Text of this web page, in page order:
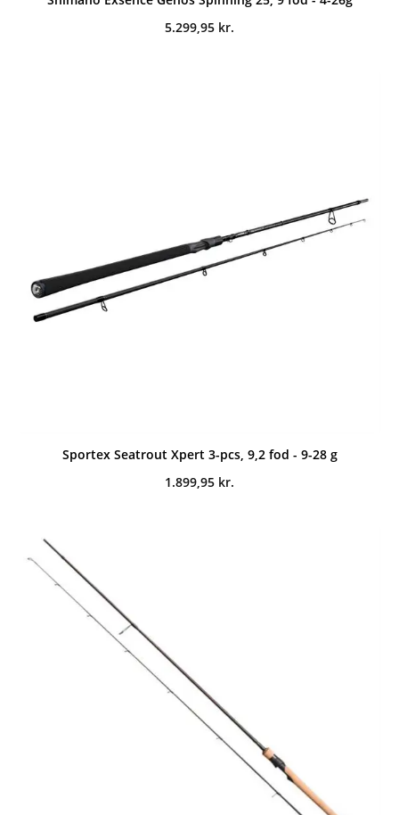
5.299,95 kr.
Sportex Seatrout Xpert 3-pcs, 9,2 fod - 9-28 g
1.899,95 kr.